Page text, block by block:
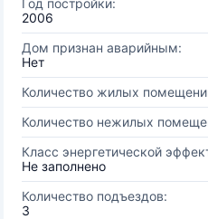
Год постройки:
2006
Дом признан аварийным:
Нет
Количество жилых
Количество нежилых
Класс энергетической
Не заполнено
Количество подъездов:
3